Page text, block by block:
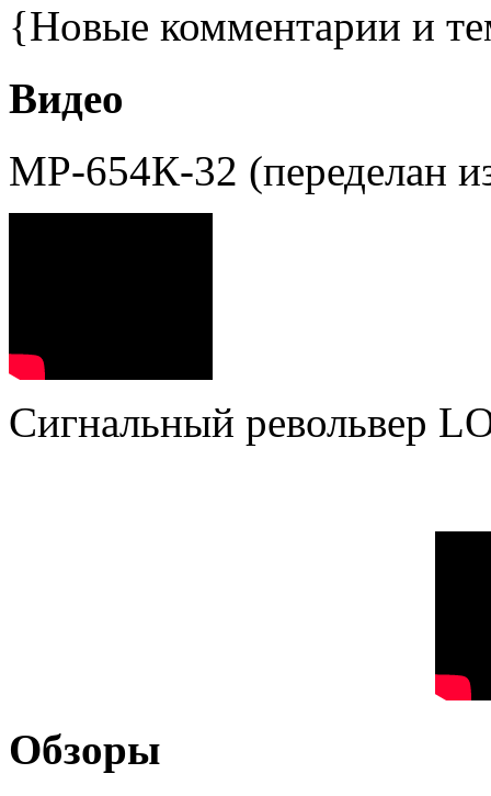
{Новые комментарии и
Видео
МР-654К-32 (переделан
Сигнальный револьвер
Обзоры